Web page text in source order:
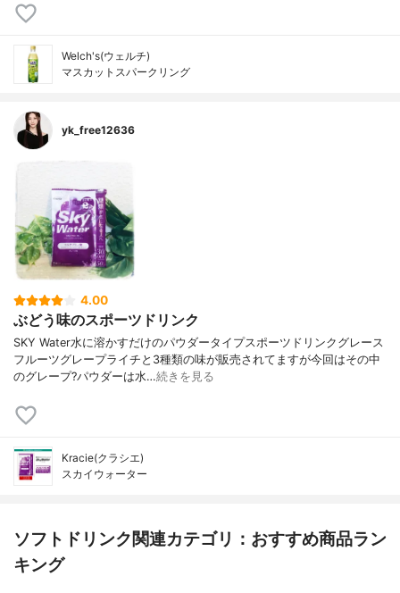
Welch's(ウェルチ)
マスカットスパークリング
yk_free12636
4.00
ぶどう味のスポーツドリンク
SKY Water水に溶かすだけのパウダータイプスポーツドリンクグレース
フルーツグレープライチと3種類の味が販売されてますが今回はその中
のグレープ?パウダーは水…続きを見る
Kracie(クラシエ)
スカイウォーター
ソフトドリンク関連カテゴリ：おすすめ商品ラン
キング